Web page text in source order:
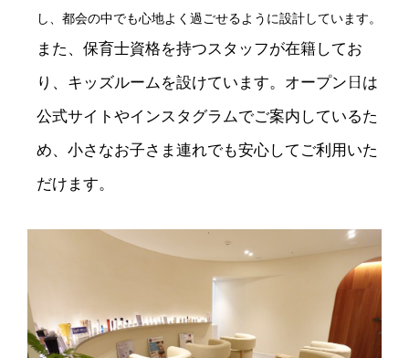
し、都会の中でも心地よく過ごせるように設計しています。
また、保育士資格を持つスタッフが在籍してお
り、キッズルームを設けています。オープン日は
公式サイトやインスタグラムでご案内しているた
め、小さなお子さま連れでも安心してご利用いた
だけます。